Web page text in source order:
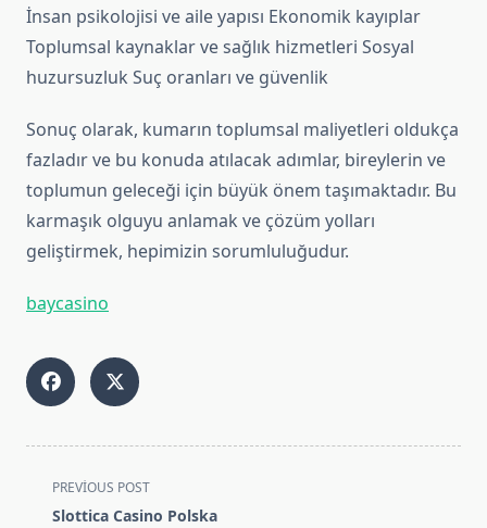
İnsan psikolojisi ve aile yapısı Ekonomik kayıplar
Toplumsal kaynaklar ve sağlık hizmetleri Sosyal
huzursuzluk Suç oranları ve güvenlik
Sonuç olarak, kumarın toplumsal maliyetleri oldukça
fazladır ve bu konuda atılacak adımlar, bireylerin ve
toplumun geleceği için büyük önem taşımaktadır. Bu
karmaşık olguyu anlamak ve çözüm yolları
geliştirmek, hepimizin sorumluluğudur.
baycasino
<span
class="nav-
PREVIOUS POST
Slottica Casino Polska